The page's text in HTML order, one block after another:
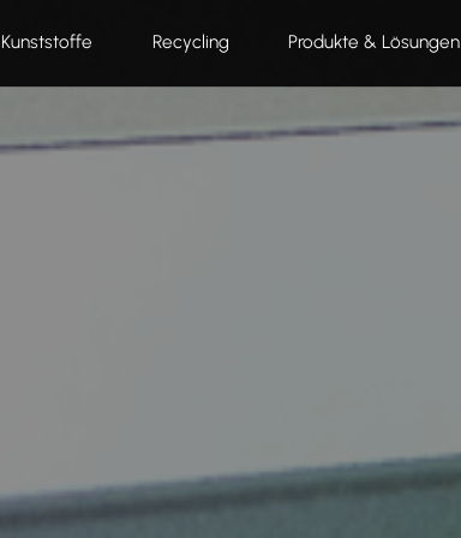
Kunststoffe Recycling Produkte & Lösungen